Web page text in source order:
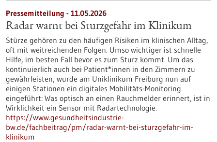
Pressemitteilung - 11.05.2026
Radar warnt bei Sturzgefahr im Klinikum
Stürze gehören zu den häufigen Risiken im klinischen Alltag,
oft mit weitreichenden Folgen. Umso wichtiger ist schnelle
Hilfe, im besten Fall bevor es zum Sturz kommt. Um das
kontinuierlich auch bei Patient*innen in den Zimmern zu
gewährleisten, wurde am Uniklinikum Freiburg nun auf
einigen Stationen ein digitales Mobilitäts-Monitoring
eingeführt: Was optisch an einen Rauchmelder erinnert, ist in
Wirklichkeit ein Sensor mit Radartechnologie.
https://www.gesundheitsindustrie-
bw.de/fachbeitrag/pm/radar-warnt-bei-sturzgefahr-im-
klinikum